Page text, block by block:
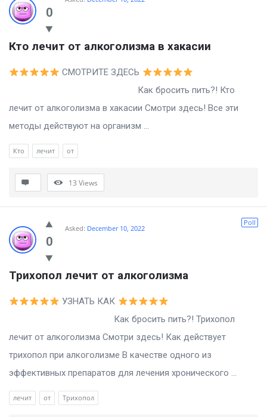
0
Кто лечит от алкоголизма в хакасии
СМОТРИТЕ ЗДЕСЬ
Как бросить пить?! Кто
лечит от алкоголизма в хакасии Смотри здесь! Все эти
методы действуют на организм ...
Кто лечит от
13 Views
0
Poll
Asked: December 10, 2022
Трихопол лечит от алкоголизма
УЗНАТЬ КАК
Как бросить пить?! Трихопол
лечит от алкоголизма Смотри здесь! Как действует
трихопол при алкоголизме В качестве одного из
эффективных препаратов для лечения хронического ...
лечит от Трихопол